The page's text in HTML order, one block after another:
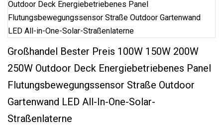
Großhandel Bester Preis 100W 150W 200W
250W Outdoor Deck Energiebetriebenes Panel
Flutungsbewegungssensor Straße Outdoor
Gartenwand LED All-In-One-Solar-
Straßenlaterne